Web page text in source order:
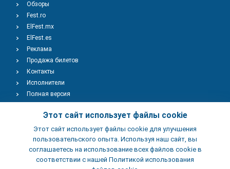
Этот сайт использует файлы cookie
Этот сайт использует файлы cookie для улучшения
пользовательского опыта. Используя наш сайт, вы
соглашаетесь на использование всех файлов cookie в
соответствии с нашей Политикой использования
Обзоры
Fest.ro
ElFest.mx
ElFest.es
Реклама
Продажа билетов
Контакты
Исполнители
Полная версия
Добавить Событие